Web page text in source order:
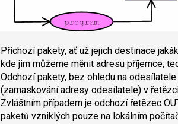
Příchozí pakety, ať už jejich destinace
kde jim můžeme měnit adresu příjemce,
Odchozí pakety, bez ohledu na
(zamaskování adresy odesílatele) v řetězci
Zvláštním případem je odchozí řetězec
paketů vzniklých pouze na lokálním